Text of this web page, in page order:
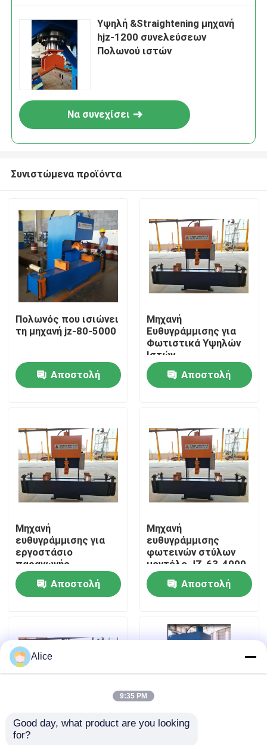
Προϊόντα
Σχετικά με εμάς
Ποιοτικός έλεγχος
Επικοινωνήστε μαζί μας
Υποθέσεις
Ζητήστε μια προσφορά
cnc υδραυλικό φρένο Τύπου
Υψηλή &Straightening μηχανή
hjz-1200 συνελεύσεων
Πολωνού ιστών
Να συνεχίσει
Συνιστώμενα προϊόντα
Πολωνός που ισιώνει
τη μηχανή jz-80-5000
Αποστολή
Μηχανή
Ευθυγράμμισης για
Φωτιστικά Υψηλών
Ιστών
Αποστολή
Μηχανή
ευθυγράμμισης για
εργοστάσιο
παραγωγής
φωτεινών
υψόστατων με
μέγιστη απόδοση 100
Αποστολή
Μηχανή
ευθυγράμμισης
φωτεινών στύλων
μοντέλο JZ-63-4000
Αποστολή
Μηχανή
Alice
9:35 PM
Good day, what product are you looking
for?